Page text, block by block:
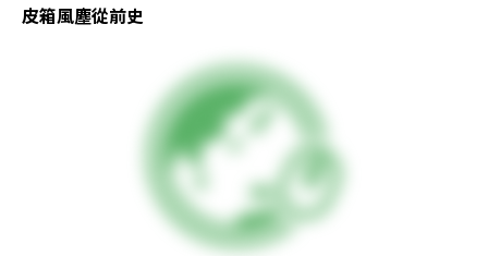
皮箱風塵從前史